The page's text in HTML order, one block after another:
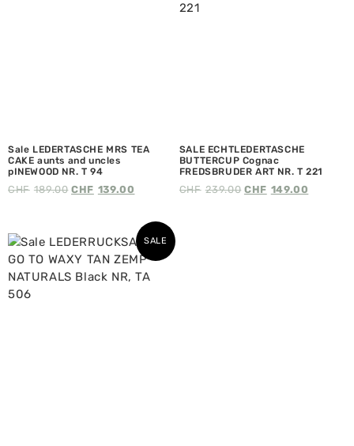
Sale LEDERTASCHE MRS TEA
CAKE aunts and uncles
pINEWOOD NR. T 94
CHF 189.00 CHF 139.00
SALE ECHTLEDERTASCHE
BUTTERCUP Cognac
FREDSBRUDER ART NR. T 221
CHF 239.00 CHF 149.00
SALE